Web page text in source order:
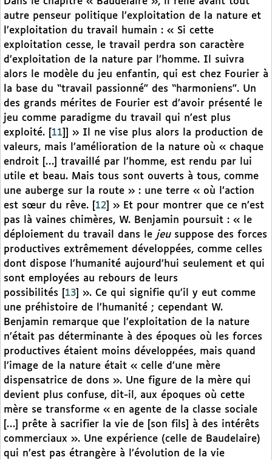
autre penseur politique l’exploitation de la nature et
l’exploitation du travail humain : « Si cette
exploitation cesse, le travail perdra son caractère
d’exploitation de la nature par l’homme. Il suivra
alors le modèle du jeu enfantin, qui est chez Fourier à
la base du “travail passionné” des “harmoniens”. Un
des grands mérites de Fourier est d’avoir présenté le
jeu comme paradigme du travail qui n’est plus
exploité.
11
] » Il ne vise plus alors la production de
valeurs, mais l’amélioration de la nature où « chaque
endroit […] travaillé par l’homme, est rendu par lui
utile et beau. Mais tous sont ouverts à tous, comme
une auberge sur la route » : une terre « où l’action
est sœur du rêve.
12
» Et pour montrer que ce n’est
pas là vaines chimères, W. Benjamin poursuit : « le
déploiement du travail dans le jeusuppose des forces
productives extrêmement développées, comme celles
dont dispose l’humanité aujourd’hui seulement et qui
sont employées au rebours de leurs
possibilités
13
». Ce qui signifie qu’il y eut comme
une préhistoire de l’humanité ; cependant W.
Benjamin remarque que l’exploitation de la nature
n’était pas déterminante à des époques où les forces
productives étaient moins développées, mais quand
l’image de la nature était « celle d’une mère
dispensatrice de dons ». Une figure de la mère qui
devient plus confuse, dit-il, aux époques où cette
mère se transforme « en agente de la classe sociale
[…] prête à sacrifier la vie de [son fils] à des intérêts
commerciaux ». Une expérience (celle de Baudelaire)
qui n’est pas étrangère à l’évolution de la vie